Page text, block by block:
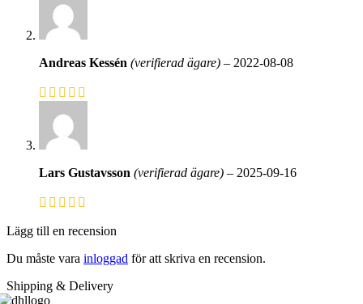
Andreas Kessén (verifierad ägare) – 2022-08-08
Lars Gustavsson (verifierad ägare) – 2025-09-16
Lägg till en recension
Du måste vara inloggad för att skriva en recension.
Shipping & Delivery